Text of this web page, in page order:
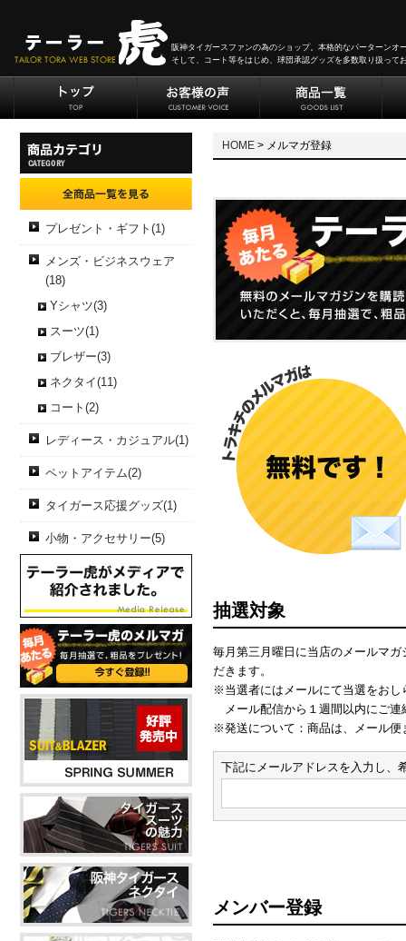
阪神タイガースファンの為のショップ。本格的なパーターンオ
そして、コート等をはじめ、球団承認グッズを多数取り扱って
プレゼント・ギフト(1)
メンズ・ビジネスウェア
(18)
Yシャツ(3)
スーツ(1)
ブレザー(3)
ネクタイ(11)
コート(2)
レディース・カジュアル(1)
ペットアイテム(2)
タイガース応援グッズ(1)
小物・アクセサリー(5)
HOME > メルマガ登録
抽選対象
毎月第三月曜日に当店のメールマ
だきます。
※当選者にはメールにて当選をおし
メール配信から１週間以内にご連
※発送について：商品は、メール
下記にメールアドレスを入力し、
メンバー登録